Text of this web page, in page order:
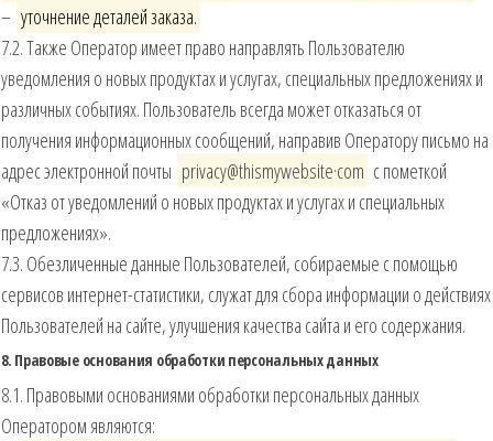
– уточнение деталей заказа.
7.2. Также Оператор имеет право направлять Пользователю
уведомления о новых продуктах и услугах, специальных предложениях и
различных событиях. Пользователь всегда может отказаться от
получения информационных сообщений, направив Оператору письмо на
адрес электронной почты privacy@thismywebsite·com с пометкой
«Отказ от уведомлений о новых продуктах и услугах и специальных
предложениях».
7.3. Обезличенные данные Пользователей, собираемые с помощью
сервисов интернет-статистики, служат для сбора информации о действиях
Пользователей на сайте, улучшения качества сайта и его содержания.
8. Правовые основания обработки персональных данных
8.1. Правовыми основаниями обработки персональных данных
Оператором являются: